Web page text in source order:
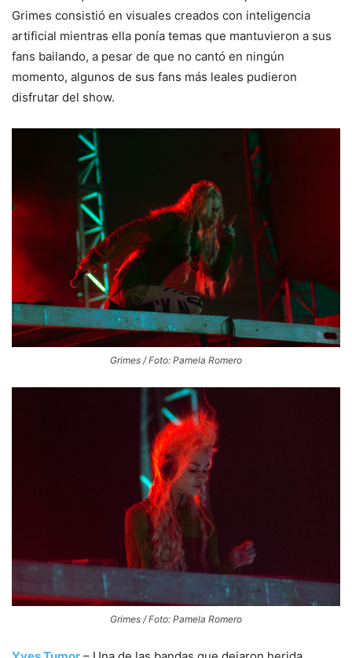
Grimes consistió en visuales creados con inteligencia
artificial mientras ella ponía temas que mantuvieron a sus
fans bailando, a pesar de que no cantó en ningún
momento, algunos de sus fans más leales pudieron
disfrutar del show.
Grimes / Foto: Pamela Romero
Grimes / Foto: Pamela Romero